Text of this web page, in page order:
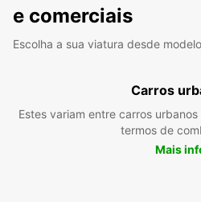
e comerciais
Escolha a sua viatura desde
Carros
Estes variam entre carros
termos de
Mais